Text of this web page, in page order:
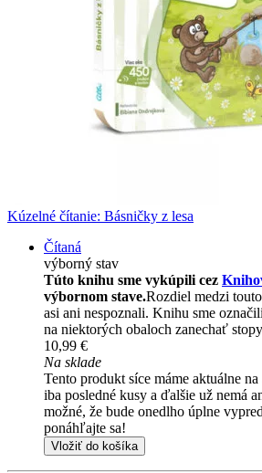
Kúzelné čítanie: Básničky z lesa
Čítaná
výborný stav
Túto knihu sme vykúpili cez
výbornom stave.Rozdiel medzi
asi ani nespoznali. Knihu sme
na niektorých obaloch zanechať
10,99 €
Na sklade
Tento produkt síce máme aktuálne
iba posledné kusy a ďalšie už nemá
možné, že bude onedlho úplne
ponáhľajte sa!
Vložiť do košíka